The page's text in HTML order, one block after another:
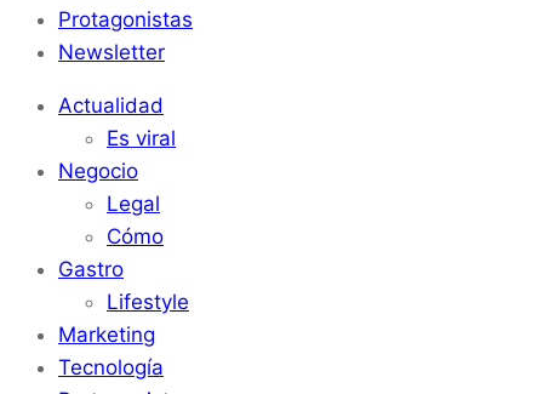
Protagonistas
Newsletter
Actualidad
Es viral
Negocio
Legal
Cómo
Gastro
Lifestyle
Marketing
Tecnología